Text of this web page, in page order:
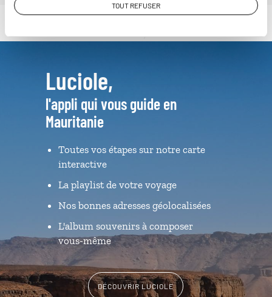
TOUT REFUSER
Luciole,
l'appli qui vous guide en
Mauritanie
Toutes vos étapes sur notre carte
interactive
La playlist de votre voyage
Nos bonnes adresses géolocalisées
L'album souvenirs à composer
vous-même
DÉCOUVRIR LUCIOLE